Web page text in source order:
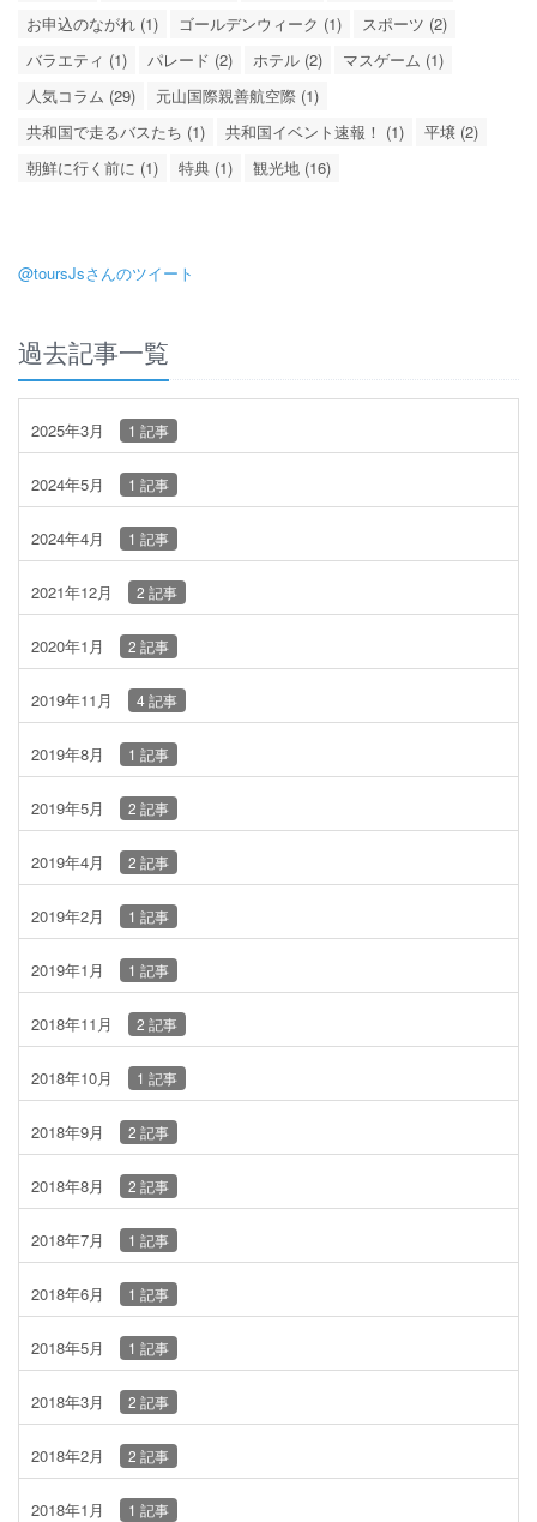
お申込のながれ (1)
ゴールデンウィーク (1)
スポーツ (2)
バラエティ (1)
パレード (2) ホテル (2)
マスゲーム (1)
人気コラム (29)
元山国際親善航空際 (1)
共和国で走るバスたち (1)
共和国イベント速報！ (1)
平壌 (2)
朝鮮に行く前に (1)
特典 (1) 観光地 (16)
@toursJsさんのツイート
過去記事一覧
2025年3月 1 記事
2024年5月 1 記事
2024年4月 1 記事
2021年12月 2 記事
2020年1月 2 記事
2019年11月 4 記事
2019年8月 1 記事
2019年5月 2 記事
2019年4月 2 記事
2019年2月 1 記事
2019年1月 1 記事
2018年11月 2 記事
2018年10月 1 記事
2018年9月 2 記事
2018年8月 2 記事
2018年7月 1 記事
2018年6月 1 記事
2018年5月 1 記事
2018年3月 2 記事
2018年2月 2 記事
2018年1月 1 記事